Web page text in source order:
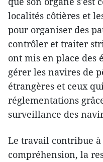
localités côtières et
pour organiser des
contrôler et traiter
ont mis en place des
gérer les navires de
étrangères et ceux
réglementations
surveillance des
Le travail contribue
compréhension, la